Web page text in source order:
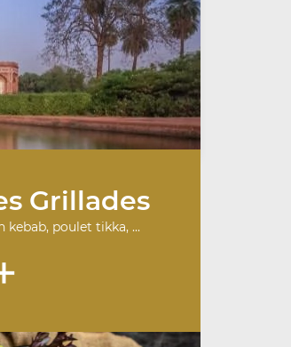
Grillades
kebab, poulet tikka, ...